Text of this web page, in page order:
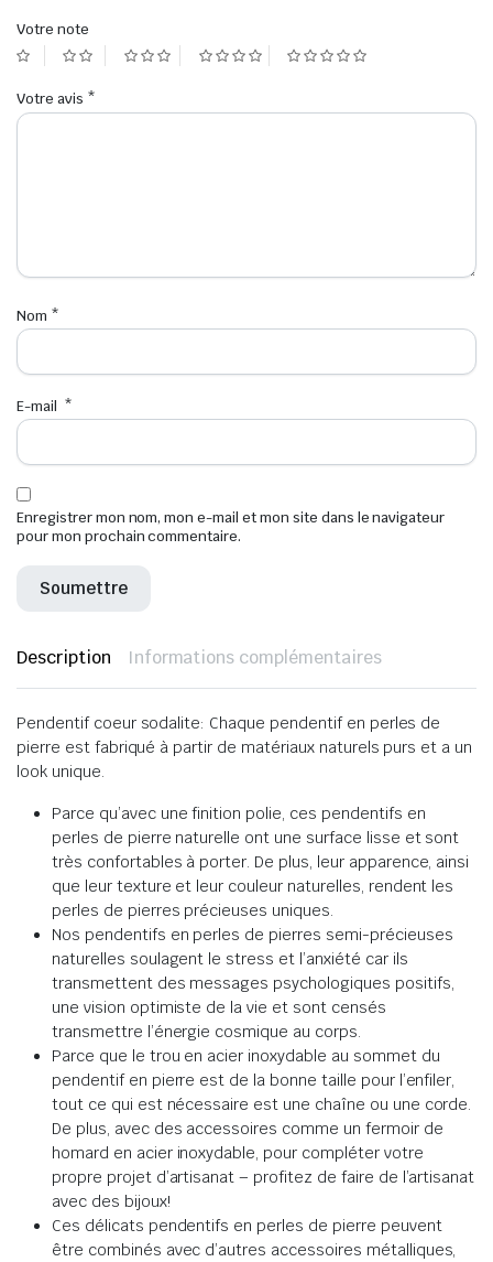
Votre note
Votre avis *
Nom *
E-mail *
Enregistrer mon nom, mon e-mail et mon site dans le navigateur
pour mon prochain commentaire.
Description Informations complémentaires
Pendentif coeur sodalite: Chaque pendentif en perles de
pierre est fabriqué à partir de matériaux naturels purs et a un
look unique.
Parce qu’avec une finition polie, ces pendentifs en
perles de pierre naturelle ont une surface lisse et sont
très confortables à porter. De plus, leur apparence, ainsi
que leur texture et leur couleur naturelles, rendent les
perles de pierres précieuses uniques.
Nos pendentifs en perles de pierres semi-précieuses
naturelles soulagent le stress et l’anxiété car ils
transmettent des messages psychologiques positifs,
une vision optimiste de la vie et sont censés
transmettre l’énergie cosmique au corps.
Parce que le trou en acier inoxydable au sommet du
pendentif en pierre est de la bonne taille pour l’enfiler,
tout ce qui est nécessaire est une chaîne ou une corde.
De plus, avec des accessoires comme un fermoir de
homard en acier inoxydable, pour compléter votre
propre projet d’artisanat – profitez de faire de l’artisanat
avec des bijoux!
Ces délicats pendentifs en perles de pierre peuvent
être combinés avec d’autres accessoires métalliques,